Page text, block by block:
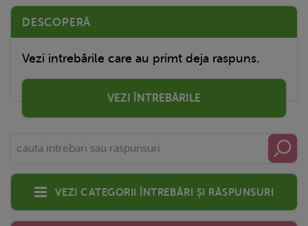
DESCOPERĂ
Vezi intrebările care au primt deja raspuns.
VEZI ÎNTREBĂRILE
Vezi categorii întrebări și răspunsuri